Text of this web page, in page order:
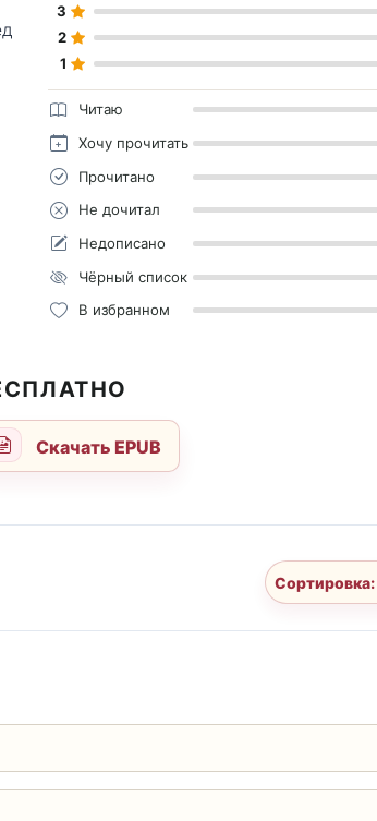
3
2
1
Читаю
Хочу прочитать
Прочитано
Не дочитал
Недописано
Чёрный список
В избранном
Скачать EPUB